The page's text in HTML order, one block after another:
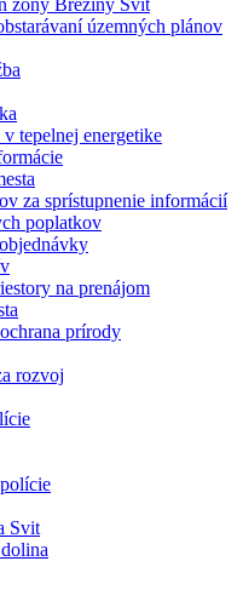
zóny Breziny Svit
územných plánov
tepelnej energetike
za sprístupnenie informácií
poplatkov
na prenájom
prírody
rozvoj
Svit